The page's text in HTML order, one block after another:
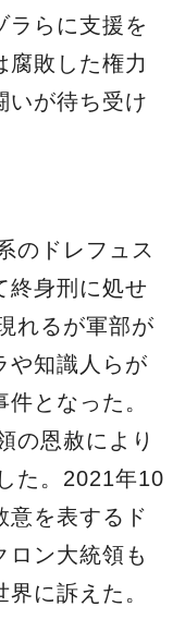
ラらに支援を
腐敗した権力
いが待ち受け
のドレフュス
終身刑に処せ
れるが軍部が
や知識人らが
となった。
の恩赦により
た。2021年10
意を表するド
ロン大統領も
に訴えた。